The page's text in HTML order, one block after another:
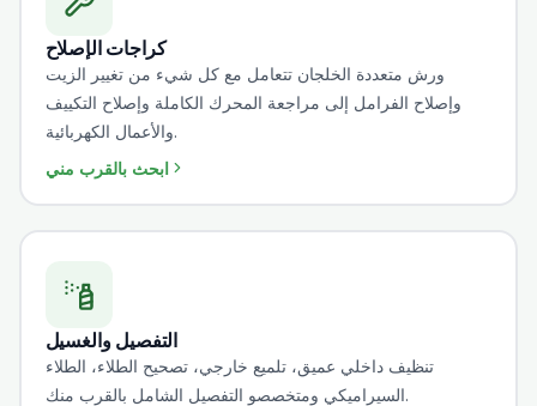
كراجات الإصلاح
ورش متعددة الخلجان تتعامل مع كل شيء من تغيير الزيت
وإصلاح الفرامل إلى مراجعة المحرك الكاملة وإصلاح التكييف
والأعمال الكهربائية.
ابحث بالقرب مني
التفصيل والغسيل
تنظيف داخلي عميق، تلميع خارجي، تصحيح الطلاء، الطلاء
السيراميكي ومتخصصو التفصيل الشامل بالقرب منك.